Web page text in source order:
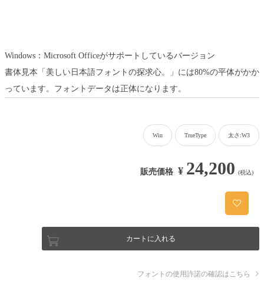
Windows：Microsoft Officeがサポートしているバージョン
書体見本「美しい日本語フォントの探求心。」には80%の平体がかか
っています。フォントデータは正体になります。
Win TrueType 太さ:W3
販売価格 ¥ 24,200 (税込)
カートに入れる
フォントの使用許諾の確認はこちら